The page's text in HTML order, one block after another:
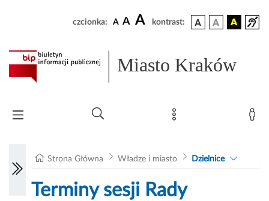
czcionka: A A A kontrast:
Miasto Kraków
Strona Główna Władze i miasto Dzielnice
Terminy sesji Rady